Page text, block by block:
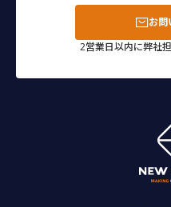
お問
2営業日以内に弊社